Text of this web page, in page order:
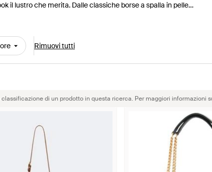
il lustro che merita. Dalle classiche borse a spalla in pelle
Rimuovi tutti
di un prodotto in questa ricerca. Per maggiori informazioni